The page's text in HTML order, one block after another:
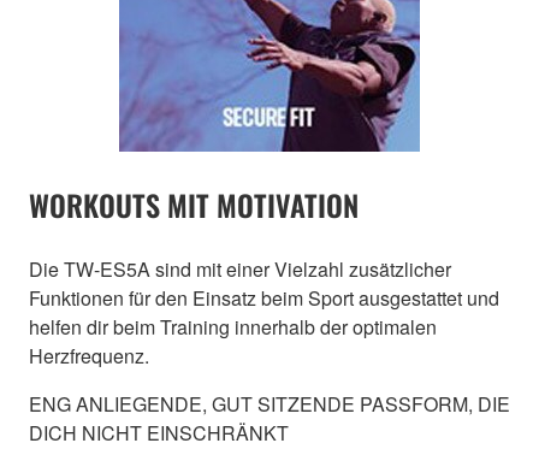
WORKOUTS MIT MOTIVATION
Die TW-ES5A sind mit einer Vielzahl zusätzlicher
Funktionen für den Einsatz beim Sport ausgestattet und
helfen dir beim Training innerhalb der optimalen
Herzfrequenz.
ENG ANLIEGENDE, GUT SITZENDE PASSFORM, DIE
DICH NICHT EINSCHRÄNKT